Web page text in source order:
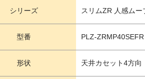
シリーズ スリムZR 人感ムー
型番 PLZ-ZRMP40SEFR
形状 天井カセット4方向